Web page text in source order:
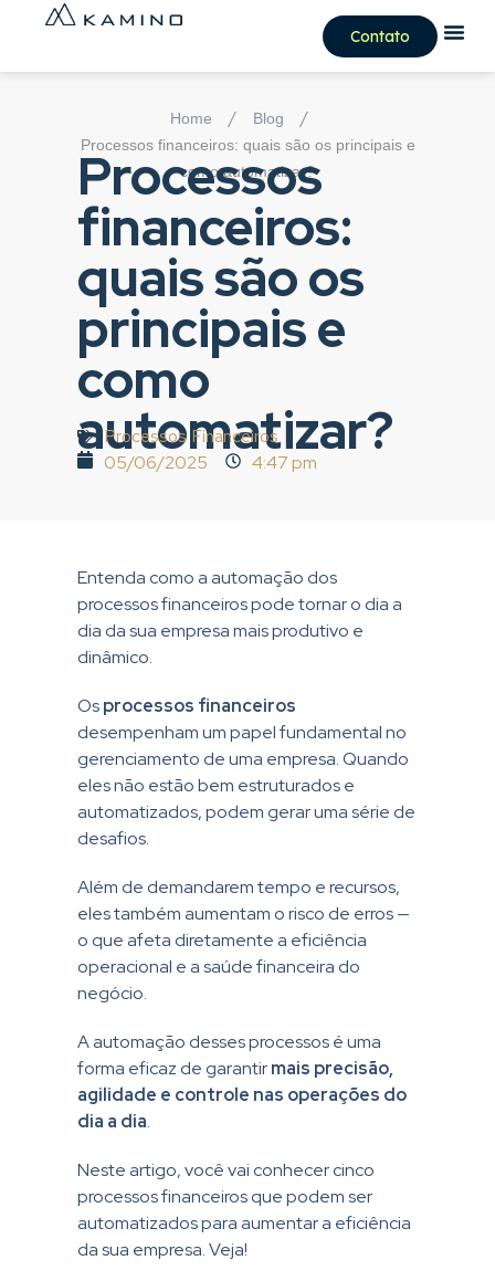
Contato
Home / Blog /
Processos financeiros: quais são os principais e
como automatizar?
Processos
financeiros:
quais são os
principais e
como
automatizar?
Processos Financeiros
05/06/2025
4:47 pm
Entenda como a automação dos
processos financeiros pode tornar o dia a
dia da sua empresa mais produtivo e
dinâmico.
Osprocessos financeiros
desempenham um papel fundamental no
gerenciamento de uma empresa. Quando
eles não estão bem estruturados e
automatizados, podem gerar uma série de
desafios.
Além de demandarem tempo e recursos,
eles também aumentam o risco de erros —
o que afeta diretamente a eficiência
operacional e a saúde financeira do
negócio.
A automação desses processos é uma
forma eficaz de garantirmais precisão,
agilidade e controle nas operações do
dia a dia.
Neste artigo, você vai conhecer cinco
processos financeiros que podem ser
automatizados para aumentar a eficiência
da sua empresa. Veja!